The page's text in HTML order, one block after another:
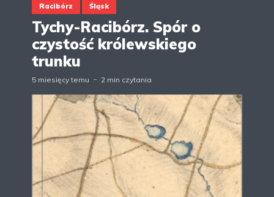
Racibórz Śląsk
Tychy-Racibórz. Spór o
czystość królewskiego
trunku
5 miesięcy temu 2 min czytania